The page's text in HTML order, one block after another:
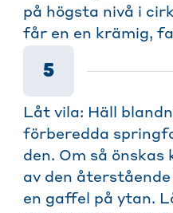
på högsta nivå i
får en en krämig,
5
Låt vila: Häll
förberedda
den. Om så
av den
en gaffel på ytan.